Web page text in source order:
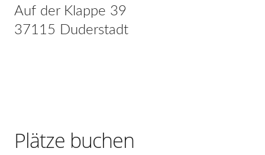
Auf der Klappe 39
37115 Duderstadt
Plätze buchen